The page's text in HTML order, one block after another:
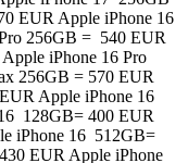
EUR Apple iPhone 16
256GB = 540 EUR
iPhone 16 Pro
256GB = 570 EUR
Apple iPhone 16
128GB= 400 EUR
iPhone 16 512GB=
EUR Apple iPhone